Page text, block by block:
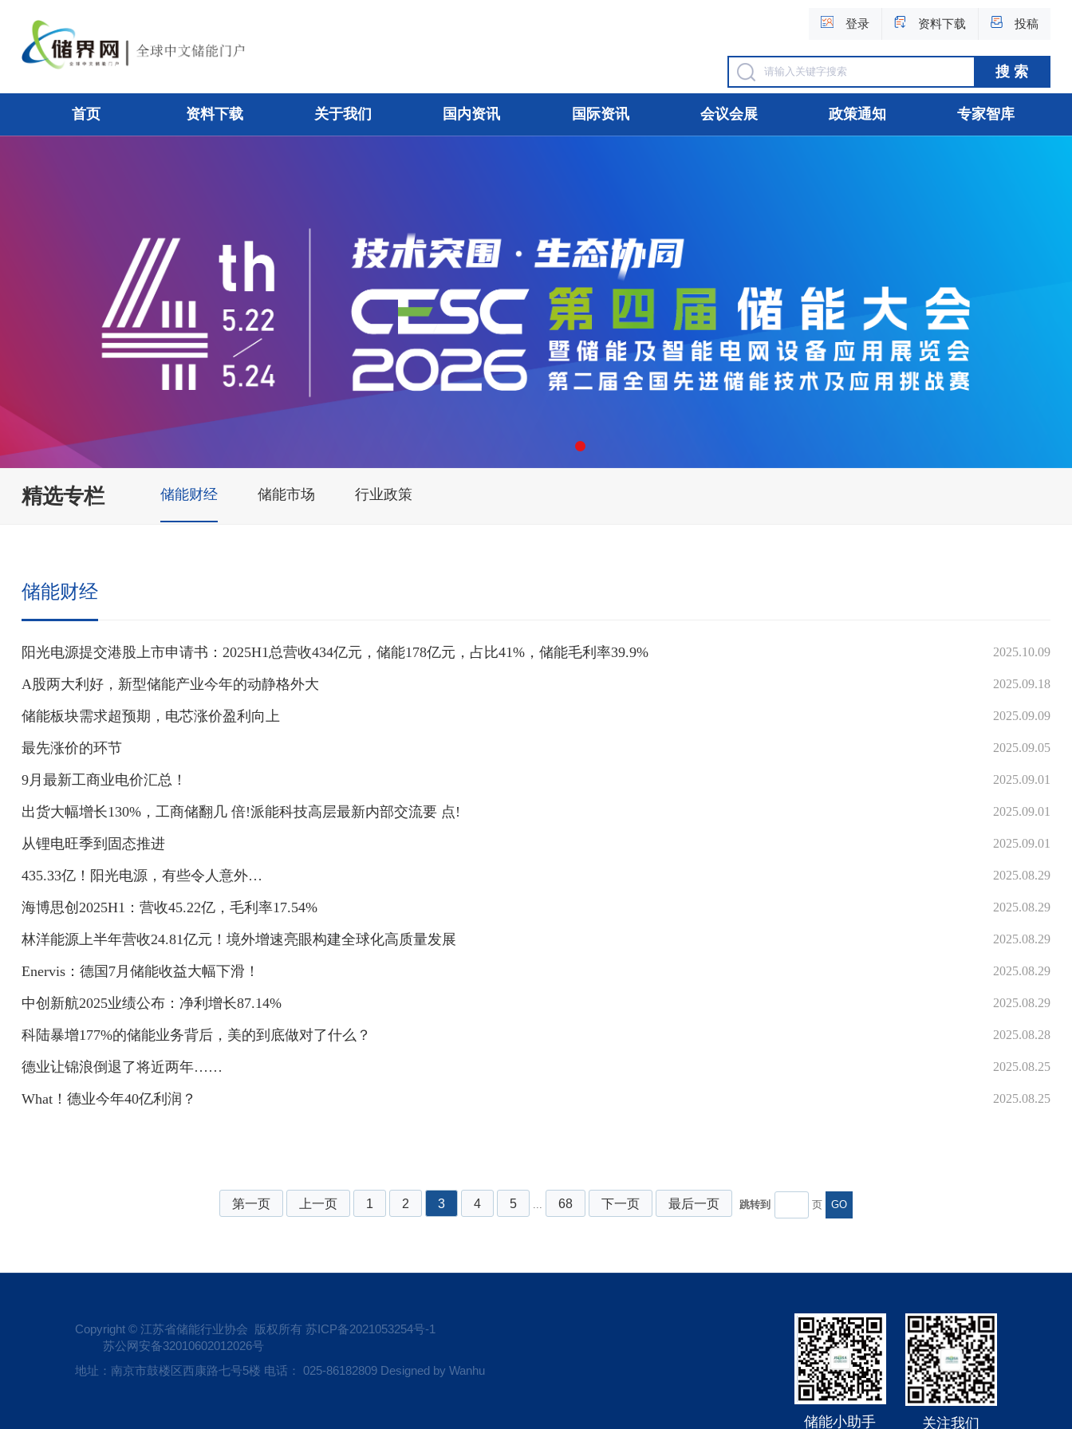
登录 资料下载 投稿
首页 资料下载 关于我们 国内资讯 国际资讯 会议会展 政策通知 专家智库
精选专栏 储能财经 储能市场 行业政策
储能财经
2025.10.09
阳光电源提交港股上市申请书：2025H1总营收434亿元，储能178亿元，占比41%，储能毛利率39.9%
2025.09.18
A股两大利好，新型储能产业今年的动静格外大
2025.09.09
储能板块需求超预期，电芯涨价盈利向上
2025.09.05
最先涨价的环节
2025.09.01
9月最新工商业电价汇总！
2025.09.01
出货大幅增长130%，工商储翻几 倍!派能科技高层最新内部交流要 点!
2025.09.01
从锂电旺季到固态推进
2025.08.29
435.33亿！阳光电源，有些令人意外…
2025.08.29
海博思创2025H1：营收45.22亿，毛利率17.54%
2025.08.29
林洋能源上半年营收24.81亿元！境外增速亮眼构建全球化高质量发展
2025.08.29
Enervis：德国7月储能收益大幅下滑！
2025.08.29
中创新航2025业绩公布：净利增长87.14%
2025.08.28
科陆暴增177%的储能业务背后，美的到底做对了什么？
2025.08.25
德业让锦浪倒退了将近两年……
2025.08.25
What！德业今年40亿利润？
第一页 上一页 1 2 3 4 5 ... 68 下一页 最后一页 跳转到 页 GO
关注我们
储能小助手
Copyright © 江苏省储能行业协会 版权所有苏ICP备2021053254号-1
苏公网安备32010602012026号
地址：南京市鼓楼区西康路七号5楼 电话： 025-86182809 Designed byWanhu